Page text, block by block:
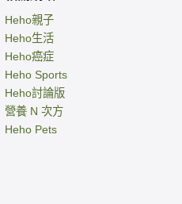
Heho親子
Heho生活
Heho癌症
Heho Sports
Heho討論版
營養 N 次方
Heho Pets